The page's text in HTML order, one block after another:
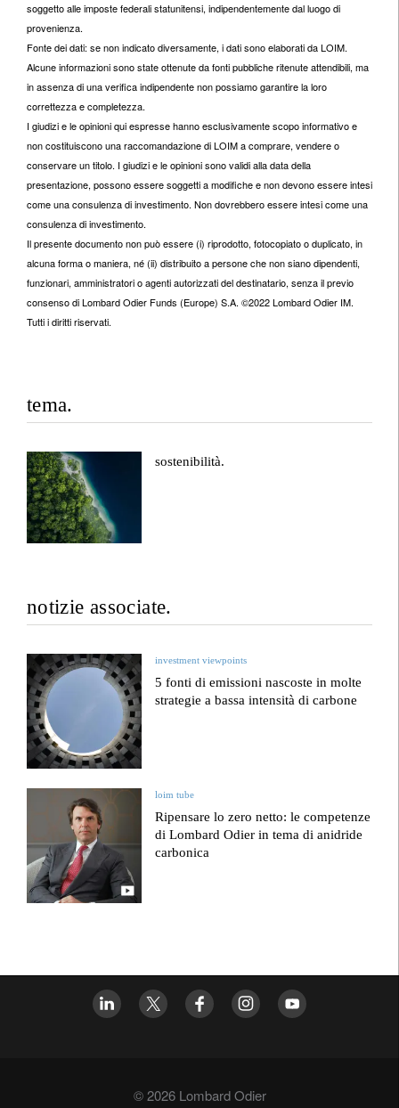
soggetto alle imposte federali statunitensi, indipendentemente dal luogo di
provenienza.
Fonte dei dati: se non indicato diversamente, i dati sono elaborati da LOIM.
Alcune informazioni sono state ottenute da fonti pubbliche ritenute attendibili, ma
in assenza di una verifica indipendente non possiamo garantire la loro
correttezza e completezza.
I giudizi e le opinioni qui espresse hanno esclusivamente scopo informativo e
non costituiscono una raccomandazione di LOIM a comprare, vendere o
conservare un titolo. I giudizi e le opinioni sono validi alla data della
presentazione, possono essere soggetti a modifiche e non devono essere intesi
come una consulenza di investimento. Non dovrebbero essere intesi come una
consulenza di investimento.
Il presente documento non può essere (i) riprodotto, fotocopiato o duplicato, in
alcuna forma o maniera, né (ii) distribuito a persone che non siano dipendenti,
funzionari, amministratori o agenti autorizzati del destinatario, senza il previo
consenso di Lombard Odier Funds (Europe) S.A. ©2022 Lombard Odier IM.
Tutti i diritti riservati.
tema.
sostenibilità.
notizie associate.
investment viewpoints
5 fonti di emissioni nascoste in molte
strategie a bassa intensità di carbone
loim tube
Ripensare lo zero netto: le competenze
di Lombard Odier in tema di anidride
carbonica
© 2026 Lombard Odier